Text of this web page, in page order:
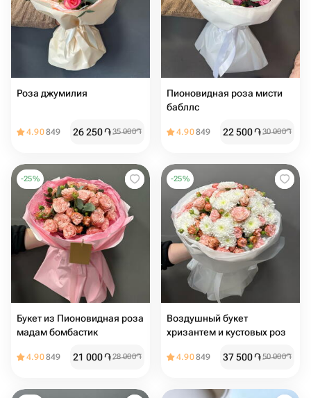
Роза джумилия️
4.90849 26 250֏35 000֏
Пионовидная роза мисти
бабллс️ ️
4.90849 22 500֏30 000֏
-25%
Букет из Пионовидная роза
мадам бомбастик
4.90849 21 000֏28 000֏
-25%
Воздушный букет
хризантем и кустовых роз ️
4.90849 37 500֏50 000֏